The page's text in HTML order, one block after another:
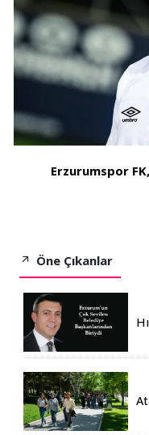
Erzurumspor
Öne Çıkanlar